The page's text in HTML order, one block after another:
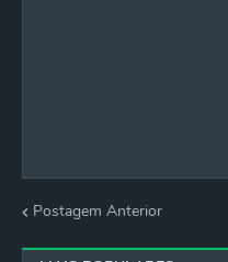
Postagem Anterior